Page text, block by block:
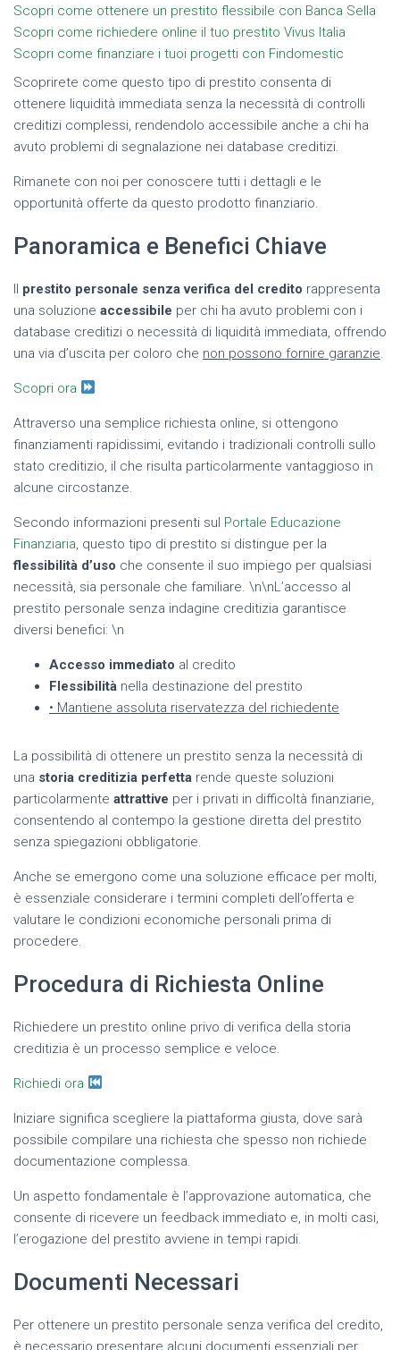
Scopri come ottenere un prestito flessibile con Banca Sella
Scopri come richiedere online il tuo prestito Vivus Italia
Scopri come finanziare i tuoi progetti con Findomestic
Scoprirete come questo tipo di prestito consenta di
ottenere liquidità immediata senza la necessità di controlli
creditizi complessi, rendendolo accessibile anche a chi ha
avuto problemi di segnalazione nei database creditizi.
Rimanete con noi per conoscere tutti i dettagli e le
opportunità offerte da questo prodotto finanziario.
Panoramica e Benefici Chiave
Il prestito personale senza verifica del credito rappresenta
una soluzione accessibile per chi ha avuto problemi con i
database creditizi o necessità di liquidità immediata, offrendo
una via d’uscita per coloro che non possono fornire garanzie.
Scopri ora
Attraverso una semplice richiesta online, si ottengono
finanziamenti rapidissimi, evitando i tradizionali controlli sullo
stato creditizio, il che risulta particolarmente vantaggioso in
alcune circostanze.
Secondo informazioni presenti sul Portale Educazione
Finanziaria, questo tipo di prestito si distingue per la
flessibilità d’uso che consente il suo impiego per qualsiasi
necessità, sia personale che familiare. \n\nL’accesso al
prestito personale senza indagine creditizia garantisce
diversi benefici: \n
Accesso immediato al credito
Flessibilità nella destinazione del prestito
• Mantiene assoluta riservatezza del richiedente
La possibilità di ottenere un prestito senza la necessità di
una storia creditizia perfetta rende queste soluzioni
particolarmente attrattive per i privati in difficoltà finanziarie,
consentendo al contempo la gestione diretta del prestito
senza spiegazioni obbligatorie.
Anche se emergono come una soluzione efficace per molti,
è essenziale considerare i termini completi dell’offerta e
valutare le condizioni economiche personali prima di
procedere.
Procedura di Richiesta Online
Richiedere un prestito online privo di verifica della storia
creditizia è un processo semplice e veloce.
Richiedi ora
Iniziare significa scegliere la piattaforma giusta, dove sarà
possibile compilare una richiesta che spesso non richiede
documentazione complessa.
Un aspetto fondamentale è l’approvazione automatica, che
consente di ricevere un feedback immediato e, in molti casi,
l’erogazione del prestito avviene in tempi rapidi.
Documenti Necessari
Per ottenere un prestito personale senza verifica del credito,
è necessario presentare alcuni documenti essenziali per